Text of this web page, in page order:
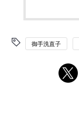
御手洗直子